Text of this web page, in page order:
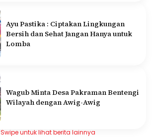
Ayu Pastika : Ciptakan Lingkungan
Bersih dan Sehat Jangan Hanya untuk
Lomba
Wagub Minta Desa Pakraman Bentengi
Wilayah dengan Awig-Awig
Swipe untuk lihat berita lainnya